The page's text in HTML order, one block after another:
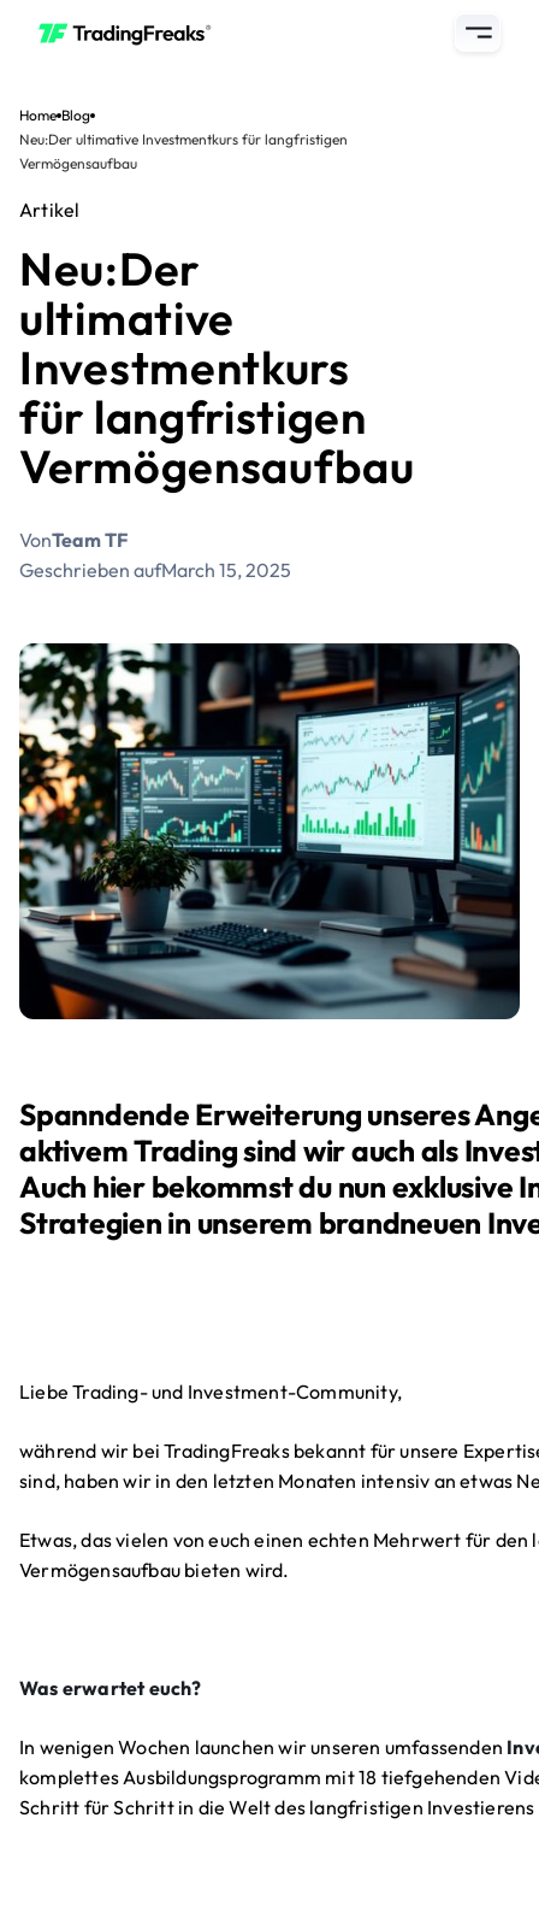
Home Blog
Neu:Der ultimative Investmentkurs für langfristigen
Vermögensaufbau
Artikel
Neu:Der
ultimative
Investmentkurs
für langfristigen
Vermögensaufbau
VonTeam TF
Geschrieben aufMarch 15, 2025
Spanndende Erweiterung unseres
aktivem Trading sind wir auch als
Auch hier bekommst du nun exklusive
Strategien in unserem brandneuen
Liebe Trading- und Investment-Community,
während wir bei TradingFreaks bekannt für unsere
sind, haben wir in den letzten Monaten intensiv an etwas
Etwas, das vielen von euch einen echten Mehrwert für
Vermögensaufbau bieten wird.
Was erwartet euch?
In wenigen Wochen launchen wir unseren umfassenden
komplettes Ausbildungsprogramm mit 18 tiefgehenden
Schritt für Schritt in die Welt des langfristigen